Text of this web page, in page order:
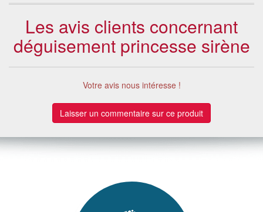
Les avis clients concernant
déguisement princesse sirène
Votre avis nous intéresse !
Laisser un commentaire sur ce produit